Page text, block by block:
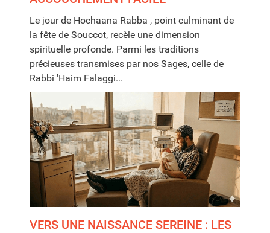
Le jour de Hochaana Rabba , point culminant de
la fête de Souccot, recèle une dimension
spirituelle profonde. Parmi les traditions
précieuses transmises par nos Sages, celle de
Rabbi 'Haim Falaggi...
VERS UNE NAISSANCE SEREINE : LES